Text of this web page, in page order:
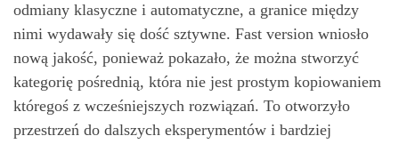
odmiany klasyczne i automatyczne, a granice między
nimi wydawały się dość sztywne. Fast version wniosło
nową jakość, ponieważ pokazało, że można stworzyć
kategorię pośrednią, która nie jest prostym kopiowaniem
któregoś z wcześniejszych rozwiązań. To otworzyło
przestrzeń do dalszych eksperymentów i bardziej